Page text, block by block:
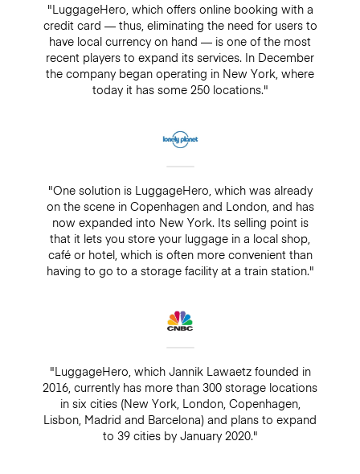
"LuggageHero, which offers online booking with a
credit card — thus, eliminating the need for users to
have local currency on hand — is one of the most
recent players to expand its services. In December
the company began operating in New York, where
today it has some 250 locations."
"One solution is LuggageHero, which was already
on the scene in Copenhagen and London, and has
now expanded into New York. Its selling point is
that it lets you store your luggage in a local shop,
café or hotel, which is often more convenient than
having to go to a storage facility at a train station."
"LuggageHero, which Jannik Lawaetz founded in
2016, currently has more than 300 storage locations
in six cities (New York, London, Copenhagen,
Lisbon, Madrid and Barcelona) and plans to expand
to 39 cities by January 2020."